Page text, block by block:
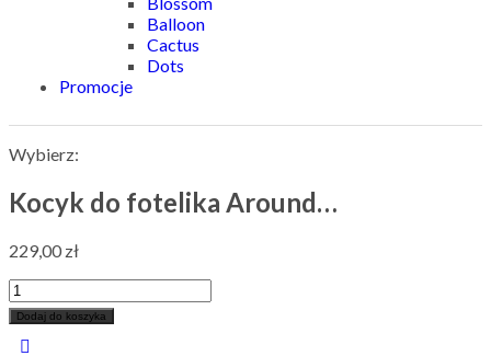
Balloon
Cactus
Dots
Promocje
Wybierz:
Kocyk do fotelika Around…
229,00 zł
Dodaj do koszyka